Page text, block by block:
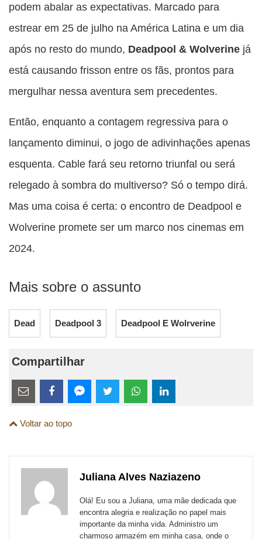
podem abalar as expectativas. Marcado para
estrear em 25 de julho na América Latina e um dia
após no resto do mundo, Deadpool & Wolverine já
está causando frisson entre os fãs, prontos para
mergulhar nessa aventura sem precedentes.
Então, enquanto a contagem regressiva para o
lançamento diminui, o jogo de adivinhações apenas
esquenta. Cable fará seu retorno triunfal ou será
relegado à sombra do multiverso? Só o tempo dirá.
Mas uma coisa é certa: o encontro de Deadpool e
Wolverine promete ser um marco nos cinemas em
2024.
Mais sobre o assunto
Dead Deadpool 3 Deadpool E Wolrverine
Compartilhar
Estes
links
são
externos
esta
Email
esta
FacebookMessenger
TwitterWhatsApp
LinkedIn
Voltar ao topo
Juliana Alves Naziazeno
Olá! Eu sou a Juliana, uma mãe dedicada que
encontra alegria e realização no papel mais
importante da minha vida. Administro um
charmoso armazém em minha casa, onde o